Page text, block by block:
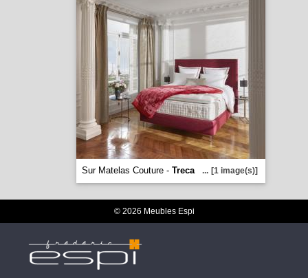
Sur Matelas Couture - Treca ... [1 image(s)]
© 2026 Meubles Espi